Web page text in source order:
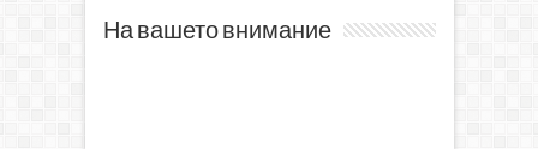
На вашето внимание